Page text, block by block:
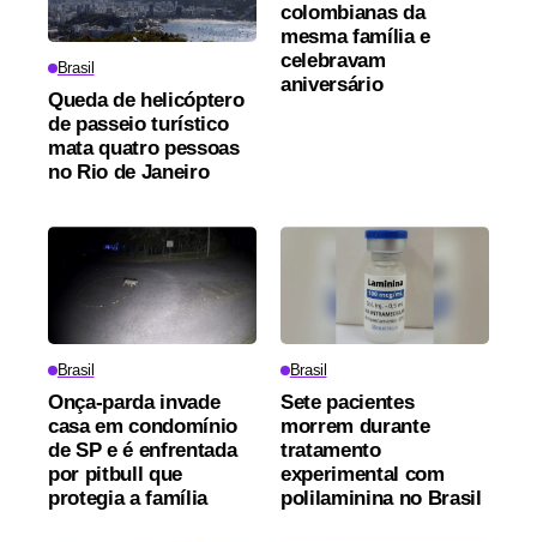
Brasil
Queda de helicóptero
de passeio turístico
mata quatro pessoas
no Rio de Janeiro
colombianas da
mesma família e
celebravam
aniversário
Brasil
Onça-parda invade
casa em condomínio
de SP e é enfrentada
por pitbull que
protegia a família
Brasil
Sete pacientes
morrem durante
tratamento
experimental com
polilaminina no Brasil